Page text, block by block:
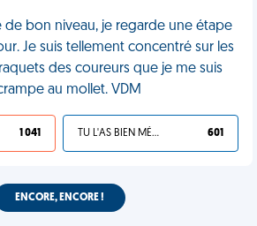
de bon niveau, je regarde une étape
Je suis tellement concentré sur les
des coureurs que je me suis
au mollet. VDM
1 041 TU L'AS BIEN MÉRITÉ 601
ENCORE, ENCORE !